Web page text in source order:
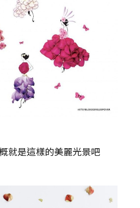
就是這樣的美麗光景吧